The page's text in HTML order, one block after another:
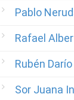
Pablo
Rafael
Rubén Darío
Sor Juana